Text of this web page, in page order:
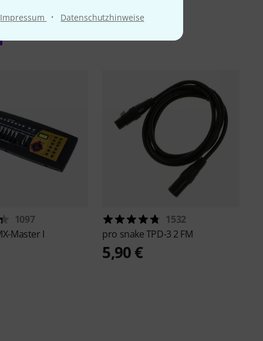
Impressum · Datenschutzhinweise
1097
Master I
1532
pro snakeTPD-3 2 FM
5,90 €